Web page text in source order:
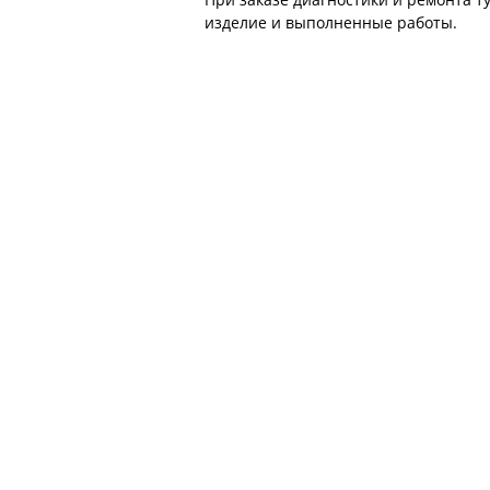
изделие и выполненные работы.